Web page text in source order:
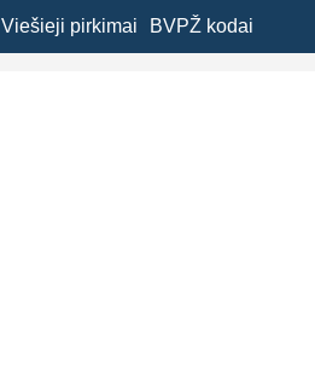
Viešieji pirkimai BVPŽ kodai